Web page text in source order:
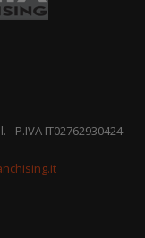
- P.IVA IT02762930424